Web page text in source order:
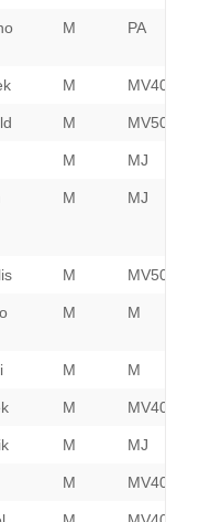
M PA
M MV40
M MV50
M MJ
M MJ
M MV50
M M
M M
M MV40
M MJ
M MV40